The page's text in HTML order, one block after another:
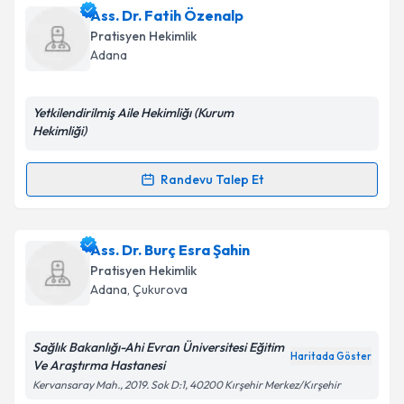
Takvim Talebini Gönder
Dr. Fadime Gükiçin randevu takvimi talebi oluşturun.
Size bu uzmandan randevu almanız için bir takvim
hazırlandığında e-posta ile bilgilendireceğiz.
Kişisel verilerimin işlenmesine ilişkin
Metni'ni okudum ve kişisel verilerimin belirtilen
Takvim Talebini Gönder
Ass. Dr. Fatih Özenalp
Pratisyen Hekimlik
Adana
Yetkilendirilmiş Aile Hekimliğı (Kurum
Hekimliği)
Randevu Talep Et
Randevu Takvimi Talebi
Ass. Dr. Fatih Özenalpiçin randevu takvimi talebi
oluşturun. Size bu uzmandan randevu almanız için bir
takvim hazırlandığında e-posta ile bilgilendireceğiz.
Ass. Dr. Burç Esra Şahin
Pratisyen Hekimlik
Adana, Çukurova
Sağlık Bakanlığı-Ahi Evran Üniversitesi Eğitim
Ve Araştırma Hastanesi
Haritada Göster
Kervansaray Mah., 2019. Sok D:1, 40200 Kırşehir Merkez/Kırşehir